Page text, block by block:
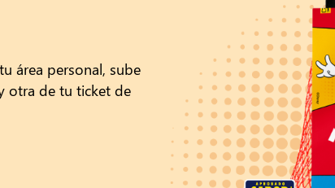
área personal, sube
otra de tu ticket de